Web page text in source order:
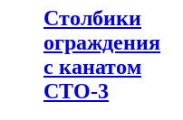
Столбики
ограждения
с канатом
СТО-3